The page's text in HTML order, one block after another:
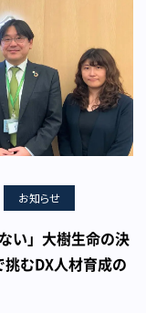
お知らせ
い」大樹生命の決
むDX人材育成の